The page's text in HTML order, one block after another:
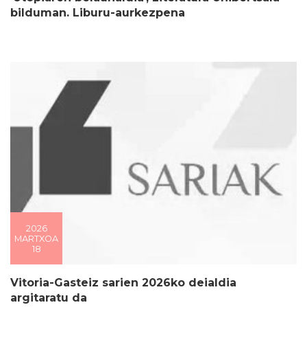
bilduman. Liburu-aurkezpena
2026
MARTXOA
18
Vitoria-Gasteiz sarien 2026ko deialdia
argitaratu da